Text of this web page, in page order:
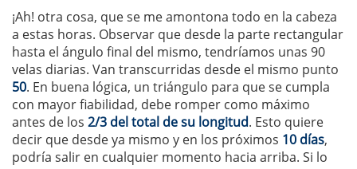
¡Ah! otra cosa, que se me amontona todo en la cabeza
a estas horas. Observar que desde la parte rectangular
hasta el ángulo final del mismo, tendríamos unas 90
velas diarias. Van transcurridas desde el mismo punto
50. En buena lógica, un triángulo para que se cumpla
con mayor fiabilidad, debe romper como máximo
antes de los 2/3 del total de su longitud. Esto quiere
decir que desde ya mismo y en los próximos 10 días,
podría salir en cualquier momento hacia arriba. Si lo